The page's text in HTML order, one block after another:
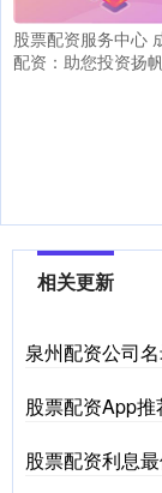
股票配资服务中心
配资：助您投资扬
相关更新
泉州配资公司
股票配资App
股票配资利息